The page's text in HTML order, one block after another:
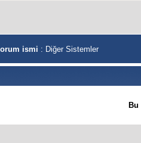
ismi : Diğer Sistemler
Bu